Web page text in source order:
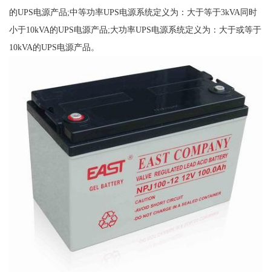
的UPS电源产品;中等功率UPS电源系统定义为：大于等于3kVA同时
小于10kVA的UPS电源产品;大功率UPS电源系统定义为：大于或等于
10kVA的UPS电源产品。